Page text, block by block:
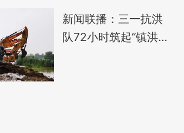
新闻联播：三一抗洪
队72小时筑起“镇洪